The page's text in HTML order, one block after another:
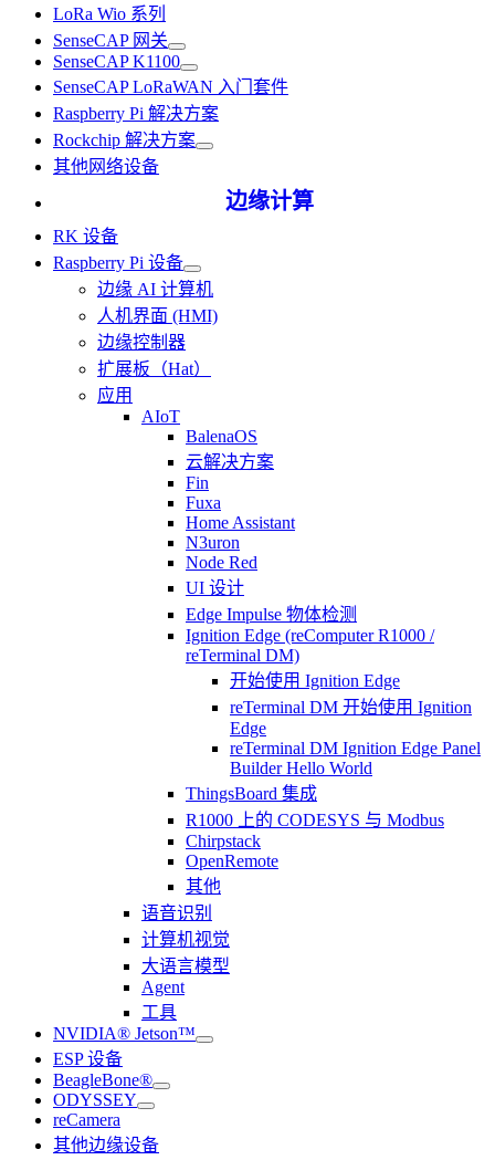
LoRa Wio 系列
SenseCAP 网关
SenseCAP K1100
SenseCAP LoRaWAN 入门套件
Raspberry Pi 解决方案
Rockchip 解决方案
其他网络设备
边缘计算
RK 设备
Raspberry Pi 设备
边缘 AI 计算机
人机界面 (HMI)
边缘控制器
扩展板（Hat）
应用
AIoT
BalenaOS
云解决方案
Fin
Fuxa
Home Assistant
N3uron
Node Red
UI 设计
Edge Impulse 物体检测
Ignition Edge (reComputer R1000 /
reTerminal DM)
开始使用 Ignition Edge
reTerminal DM 开始使用 Ignition
Edge
reTerminal DM Ignition Edge Panel
Builder Hello World
ThingsBoard 集成
R1000 上的 CODESYS 与 Modbus
Chirpstack
OpenRemote
其他
语音识别
计算机视觉
大语言模型
Agent
工具
NVIDIA® Jetson™
ESP 设备
BeagleBone®
ODYSSEY
reCamera
其他边缘设备